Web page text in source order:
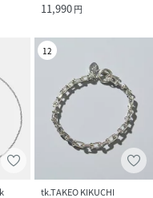
11,990円
12
tk.TAKEO KIKUCHI